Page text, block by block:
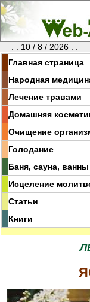
: : 10 / 8 / 2026 : :
Главная страница
Народная
Лечение травами
Домашняя
Очищение
Голодание
Баня, сауна, ванны
Исцеление
Статьи
Книги